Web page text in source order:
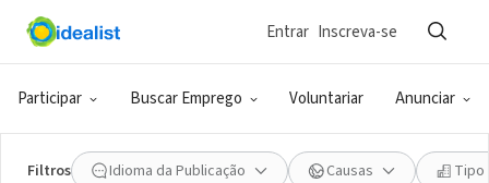
Participar Buscar Emprego Voluntariar Anunciar
Entrar Inscreva-se
Filtros Idioma da Publicação Causas Tipo
ONG (SETOR SOCIAL)
NEW HOPE COMMUNITY
DEVELOPMENT CORPORATION OF
NORTHERN CALIFORNIA